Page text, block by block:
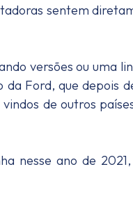
sentem
versões ou uma
Ford, que depois
de outros
nesse ano de